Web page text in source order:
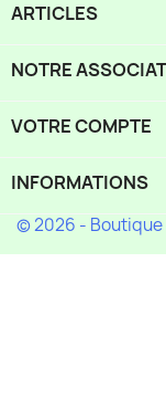
ARTICLES
NOTRE
VOTRE COMPTE
INFORMATIONS
© 2026 -